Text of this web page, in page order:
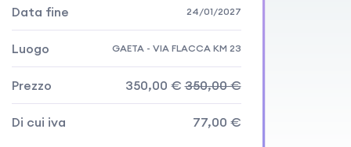
Data fine 24/01/2027
Luogo GAETA - VIA FLACCA KM 23
Prezzo 350,00 €350,00 €
Di cui iva 77,00 €